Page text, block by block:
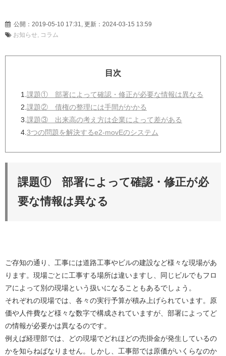
公開：2019-05-10 17:31, 更新：2024-03-15 13:59
お知らせ
コラム
目次
1. 課題① 部署によって確認・修正が必要な情報は異なる
2. 課題② 債権の整理には手間がかかる
3. 課題③ 出来高の考え方は企業によって差がある
4. 3つの問題を解決するe2-movEのシステム
課題① 部署によって確認・修正が必
要な情報は異なる
ご存知の通り、工事には道路工事やビルの建設など様々な現場があ
ります。現場ごとに工事する場所は違いますし、同じビルでもフロ
アによって別の現場という扱いになることもあるでしょう。
それぞれの現場では、各々の実行予算が積み上げられています。原
価や人件費など様々な数字で構成されていますが、部署によってど
の情報が必要かは異なるのです。
例えば経理部では、どの現場でどれほどの売掛金が発生しているの
かを知らねばなりません。しかし、工事部では原価がいくらなのか